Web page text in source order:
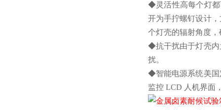
◆灵活性高每个灯都
开为手拧螺钉设计
个灯壳的辐射角度
◆抗干扰由于灯壳内
扰。
◆智能电源系统美国
监控 LCD 人机界面